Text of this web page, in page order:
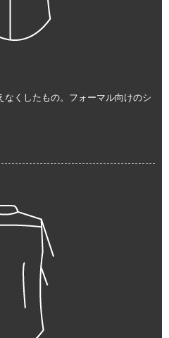
くしたもの。フォーマル向けのシ